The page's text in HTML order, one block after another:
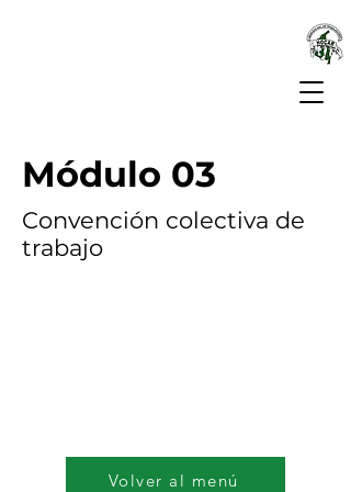
Módulo 03
Convención colectiva de
trabajo
Volver al menú